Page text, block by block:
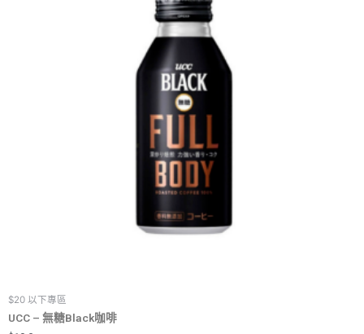
$20 以下專區
UCC – 無糖Black咖啡